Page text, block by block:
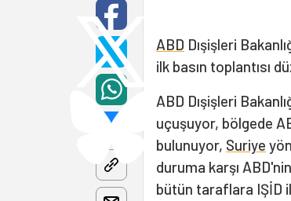
ABD Dışişleri
ilk basın toplantısı
ABD Dışişleri
uçuşuyor, bölgede
bulunuyor, Suriye
duruma karşı
bütün taraflara IŞİD